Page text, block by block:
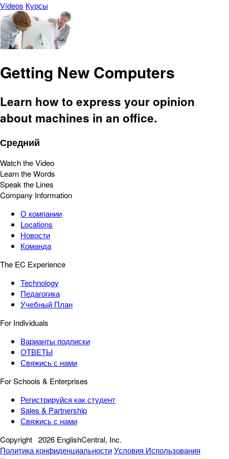
Vídeos Курсы
Getting New Computers
Learn how to express your opinion
about machines in an office.
Средний
Watch the Video
Learn the Words
Speak the Lines
Company Information
О компании
Locations
Новости
Команда
The EC Experience
Technology
Педагогика
Учебный План
For Individuals
Варианты подписки
ОТВЕТЫ
Свяжись с нами
For Schools & Enterprises
Регистрируйся как студент
Sales & Partnership
Свяжись с нами
Copyright 2026 EnglishCentral, Inc.
Политика конфиденциальностиУсловия Использования